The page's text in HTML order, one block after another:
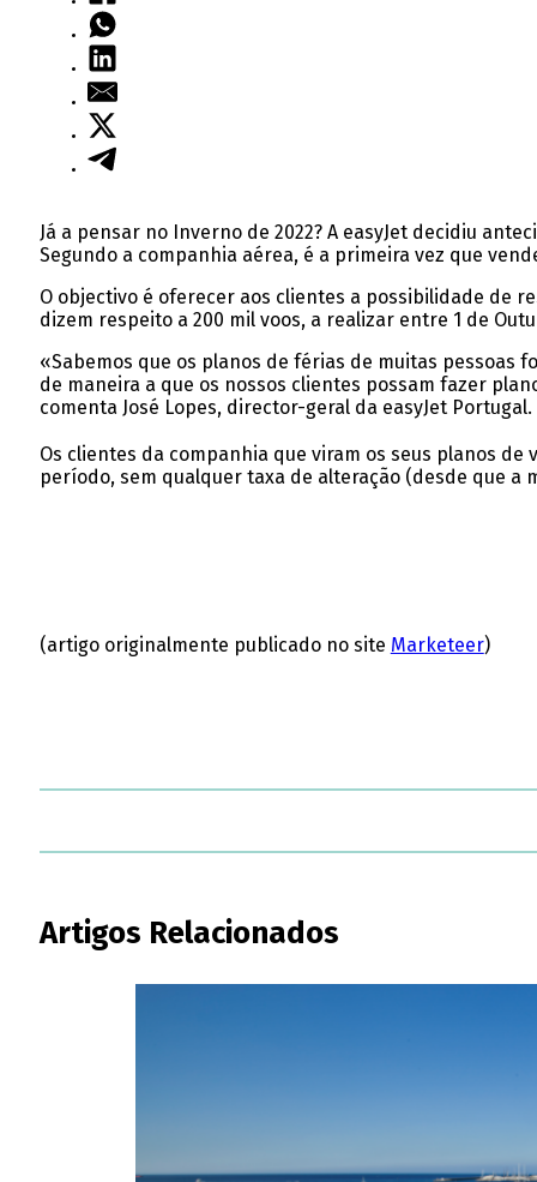
Já a pensar no Inverno de 2022? A easyJet decidiu
Segundo a companhia aérea, é a primeira vez que
O objectivo é oferecer aos clientes a possibilidade de
dizem respeito a 200 mil voos, a realizar entre 1 de
«Sabemos que os planos de férias de muitas pessoas
de maneira a que os nossos clientes possam fazer
comenta José Lopes, director-geral da easyJet Portugal.
Os clientes da companhia que viram os seus planos
período, sem qualquer taxa de alteração (desde que
(artigo originalmente publicado no site Marketeer)
Artigos Relacionados